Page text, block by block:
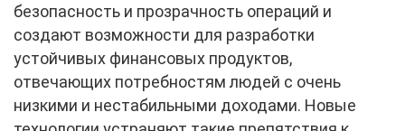
безопасность и прозрачность операций и
создают возможности для разработки
устойчивых финансовых продуктов,
отвечающих потребностям людей с очень
низкими и нестабильными доходами. Новые